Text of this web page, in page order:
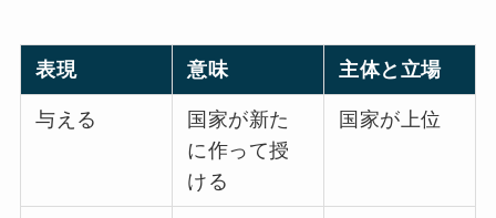
表現 意味 主体と立場
与える
国家が新た
に作って授
ける
国家が上位